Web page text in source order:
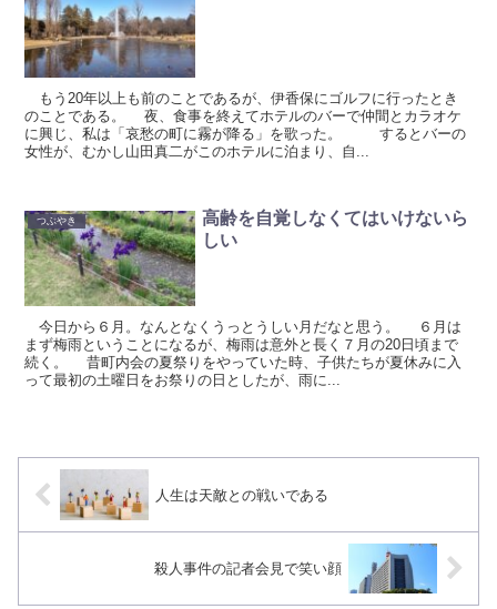
もう20年以上も前のことであるが、伊香保にゴルフに行ったとき
のことである。 夜、食事を終えてホテルのバーで仲間とカラオケ
に興じ、私は「哀愁の町に霧が降る」を歌った。 するとバーの
女性が、むかし山田真二がこのホテルに泊まり、自...
つぶやき
高齢を自覚しなくてはいけないら
しい
今日から６月。なんとなくうっとうしい月だなと思う。 ６月は
まず梅雨ということになるが、梅雨は意外と長く７月の20日頃まで
続く。 昔町内会の夏祭りをやっていた時、子供たちが夏休みに入
って最初の土曜日をお祭りの日としたが、雨に...
人生は天敵との戦いである
殺人事件の記者会見で笑い顔